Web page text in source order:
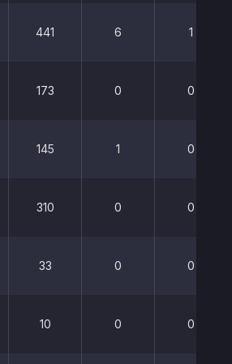
441 6 1
173 0 0
145 1 0
310 0 0
33 0 0
10 0 0